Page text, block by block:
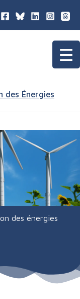
des Énergies
des énergies